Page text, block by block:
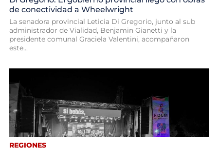
de conectividad a Wheelwright
La senadora provincial Leticia Di Gregorio, junto al sub
administrador de Vialidad, Benjamin Gianetti y la
presidente comunal Graciela Valentini, acompañaron
este...
REGIONES